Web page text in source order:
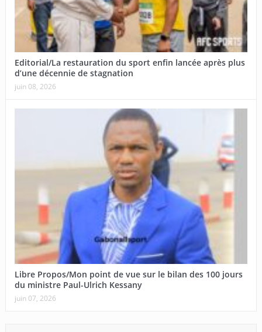
Editorial/La restauration du sport enfin lancée après plus
d’une décennie de stagnation
juin 08, 2026
Libre Propos/Mon point de vue sur le bilan des 100 jours
du ministre Paul-Ulrich Kessany
juin 07, 2026